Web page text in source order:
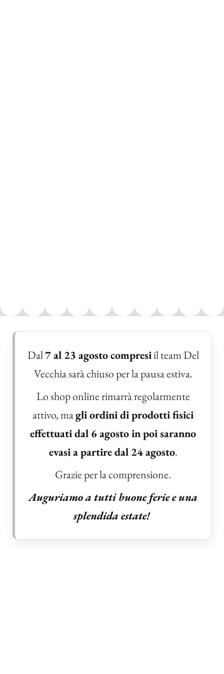
Dal7 al 23 agosto compresiil team Del
Vecchia sarà chiuso per la pausa estiva.
Lo shop online rimarrà regolarmente
attivo, magli ordini di prodotti fisici
effettuati dal 6 agosto in poi saranno
evasi a partire dal 24 agosto.
Grazie per la comprensione.
Auguriamo a tutti buone ferie e una
splendida estate!